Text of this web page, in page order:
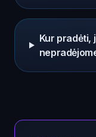
Kur pradėti,